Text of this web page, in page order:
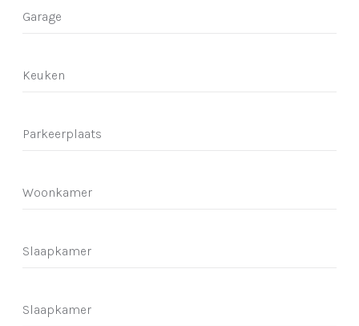
Garage
Keuken
Parkeerplaats
Woonkamer
Slaapkamer
Slaapkamer